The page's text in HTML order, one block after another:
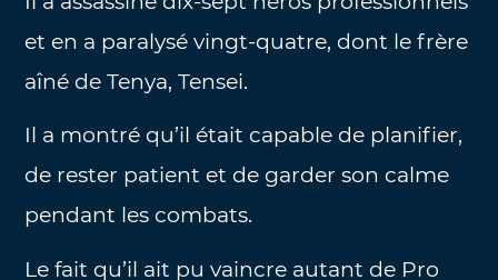
et en a paralysé vingt-quatre, dont le frère
aîné de Tenya, Tensei.
Il a montré qu’il était capable de planifier,
de rester patient et de garder son calme
pendant les combats.
Le fait qu’il ait pu vaincre autant de Pro